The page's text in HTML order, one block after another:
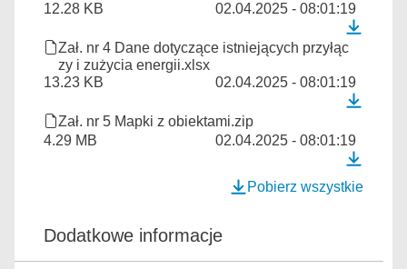
12.28 KB
02.04.2025 - 08:01:19
Zał. nr 4 Dane dotyczące istniejących przyłąc
zy i zużycia energii.xlsx
13.23 KB
02.04.2025 - 08:01:19
Zał. nr 5 Mapki z obiektami.zip
4.29 MB
02.04.2025 - 08:01:19
Pobierz wszystkie
Dodatkowe informacje